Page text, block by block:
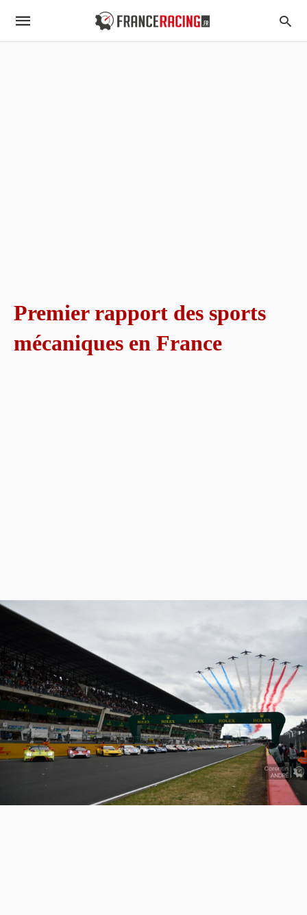
Premier rapport des sports
mécaniques en France